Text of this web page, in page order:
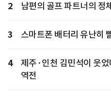
2 남편의 골프 파트너의 정체
3 스마트폰 배터리 유난히
4
제주·인천 김민석이 웃
역전